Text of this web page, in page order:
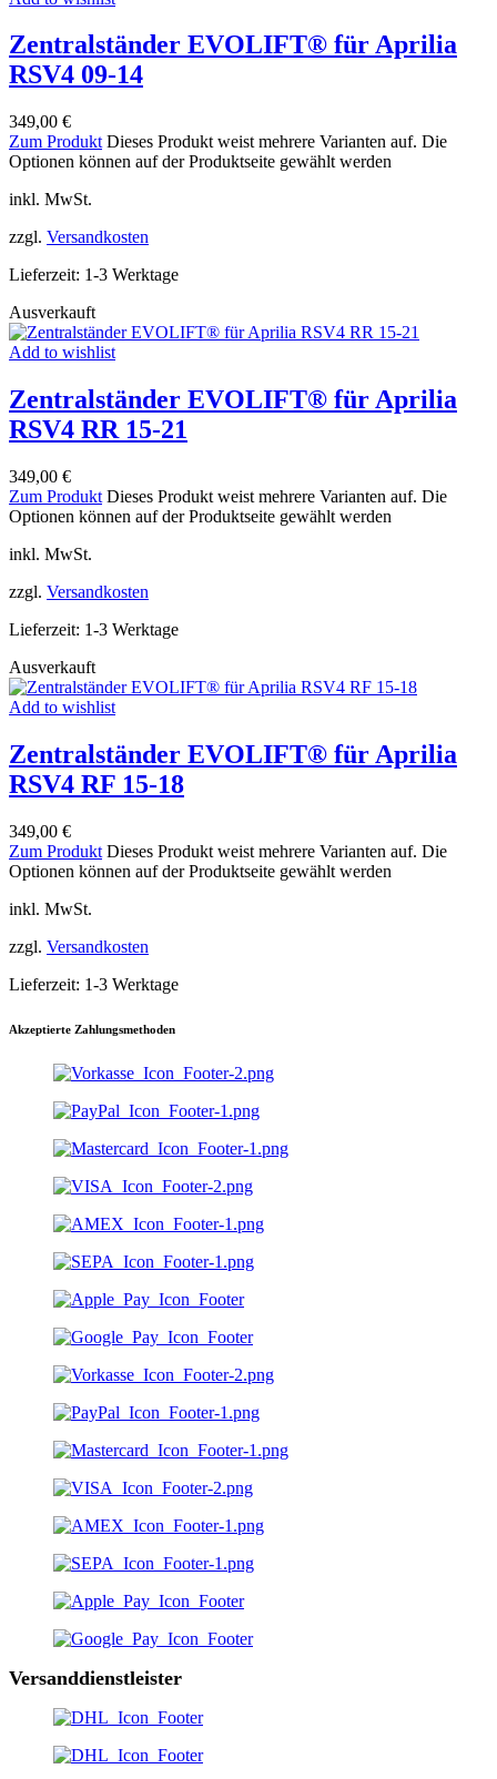
Zentralständer EVOLIFT® für Aprilia
RSV4 09-14
349,00 €
Zum Produkt Dieses Produkt weist mehrere Varianten auf. Die
Optionen können auf der Produktseite gewählt werden
inkl. MwSt.
zzgl. Versandkosten
Lieferzeit: 1-3 Werktage
Ausverkauft
Add to wishlist
Zentralständer EVOLIFT® für Aprilia
RSV4 RR 15-21
349,00 €
Zum Produkt Dieses Produkt weist mehrere Varianten auf. Die
Optionen können auf der Produktseite gewählt werden
inkl. MwSt.
zzgl. Versandkosten
Lieferzeit: 1-3 Werktage
Ausverkauft
Add to wishlist
Zentralständer EVOLIFT® für Aprilia
RSV4 RF 15-18
349,00 €
Zum Produkt Dieses Produkt weist mehrere Varianten auf. Die
Optionen können auf der Produktseite gewählt werden
inkl. MwSt.
zzgl. Versandkosten
Lieferzeit: 1-3 Werktage
Akzeptierte Zahlungsmethoden
Versanddienstleister